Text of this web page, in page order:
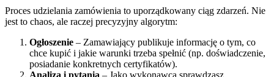
Proces udzielania zamówienia to uporządkowany ciąg zdarzeń. Nie
jest to chaos, ale raczej precyzyjny algorytm:
Ogłoszenie – Zamawiający publikuje informację o tym, co
chce kupić i jakie warunki trzeba spełnić (np. doświadczenie,
posiadanie konkretnych certyfikatów).
Analiza i pytania – Jako wykonawca sprawdzasz